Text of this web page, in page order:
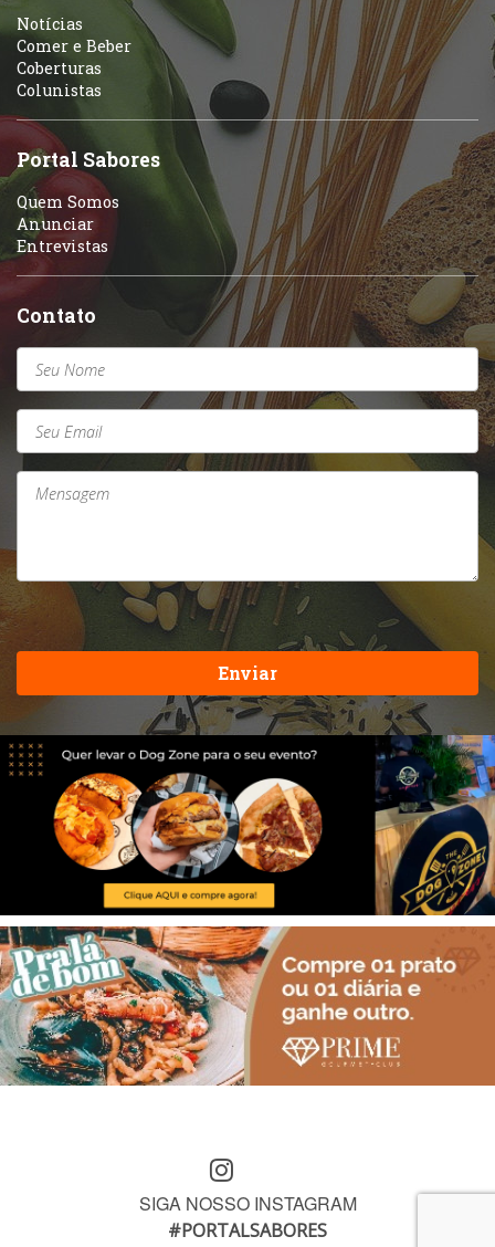
Portuguesa
Self-service
Sobremesas e sorvetes
Variados
Notícias
Comer e Beber
Coberturas
Colunistas
Portal Sabores
Quem Somos
Anunciar
Entrevistas
Contato
Enviar
SIGA NOSSO INSTAGRAM
#PORTALSABORES